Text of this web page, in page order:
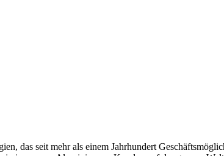
das seit mehr als einem Jahrhundert